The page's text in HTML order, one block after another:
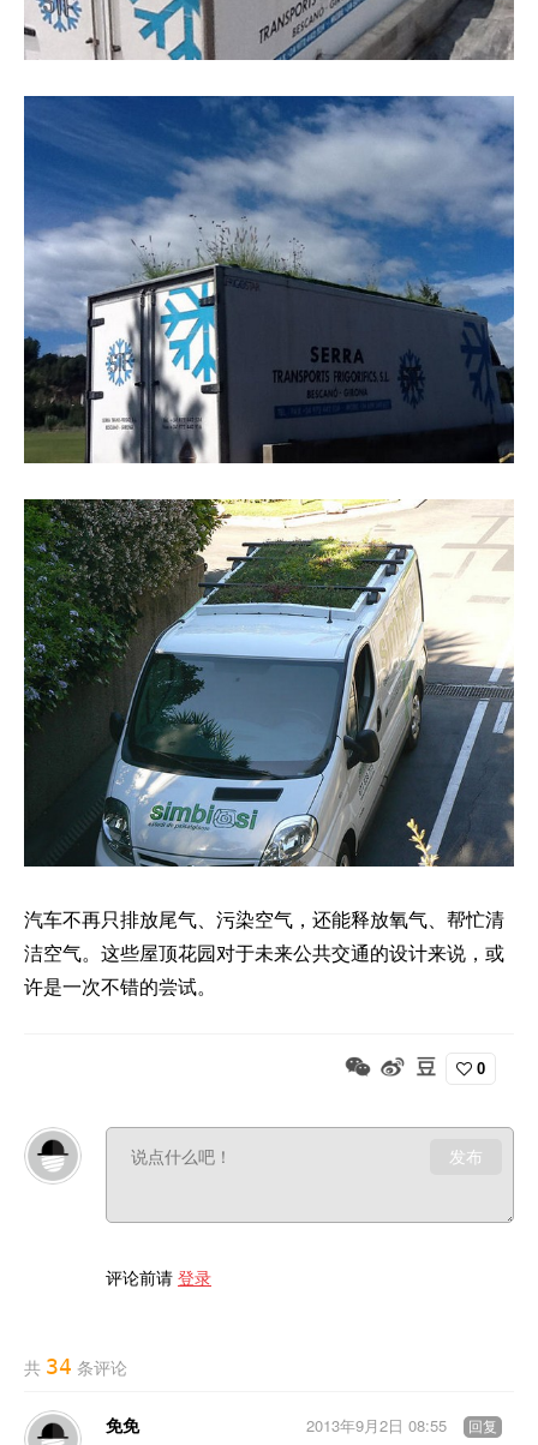
汽车不再只排放尾气、污染空气，还能释放氧气、帮忙清
洁空气。这些屋顶花园对于未来公共交通的设计来说，或
许是一次不错的尝试。
0
发布
评论前请 登录
共 34 条评论
免免 2013年9月2日 08:55 回复